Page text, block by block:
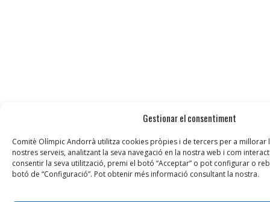
Gestionar el consentiment
Comitè Olímpic Andorrà utilitza cookies pròpies i de tercers per a millorar
nostres serveis, analitzant la seva navegació en la nostra web i com
consentir la seva utilització, premi el botó “Acceptar” o pot configurar o
botó de “Configuració”. Pot obtenir més informació consultant la nostra.